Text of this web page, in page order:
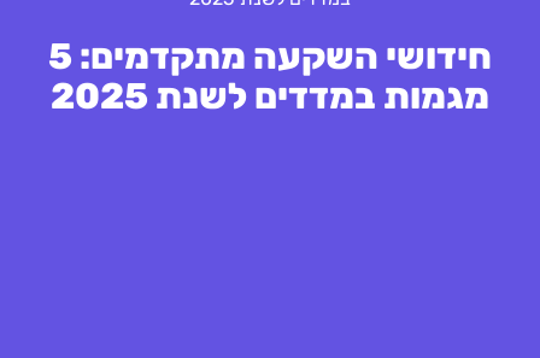
חידושי השקעה מתקדמים: 5
מגמות במדדים לשנת 2025